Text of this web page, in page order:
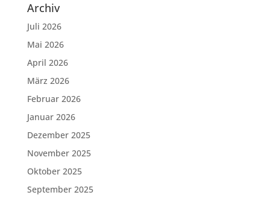
Archiv
Juli 2026
Mai 2026
April 2026
März 2026
Februar 2026
Januar 2026
Dezember 2025
November 2025
Oktober 2025
September 2025